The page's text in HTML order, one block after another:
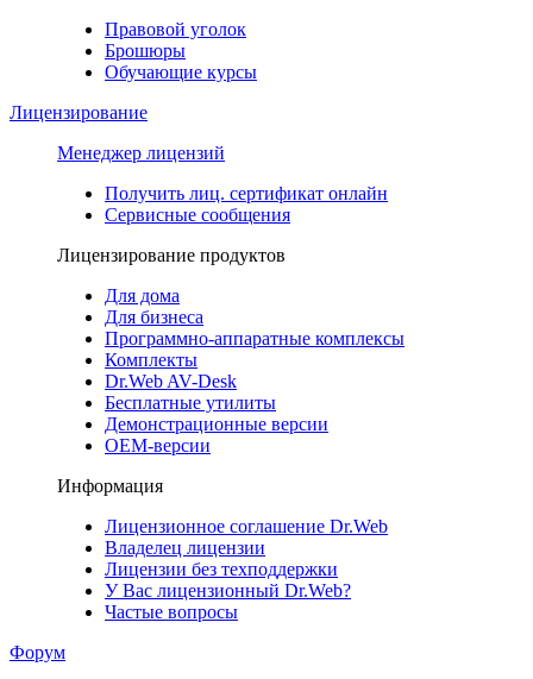
Правовой уголок
Брошюры
Обучающие курсы
Лицензирование
Менеджер лицензий
Получить лиц. сертификат онлайн
Сервисные сообщения
Лицензирование продуктов
Для дома
Для бизнеса
Программно-аппаратные комплексы
Комплекты
Dr.Web AV-Desk
Бесплатные утилиты
Демонстрационные версии
ОЕМ-версии
Информация
Лицензионное соглашение Dr.Web
Владелец лицензии
Лицензии без техподдержки
У Вас лицензионный Dr.Web?
Частые вопросы
Форум